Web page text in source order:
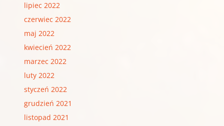
lipiec 2022
czerwiec 2022
maj 2022
kwiecień 2022
marzec 2022
luty 2022
styczeń 2022
grudzień 2021
listopad 2021